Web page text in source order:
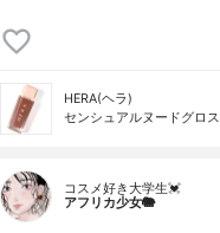
HERA(ヘラ)
センシュアルヌードグロス
コスメ好き大学生💓
アフリカ少女🐘